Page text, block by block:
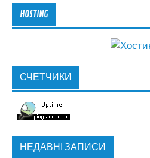
HOSTING
СЧЕТЧИКИ
НЕДАВНІ ЗАПИСИ